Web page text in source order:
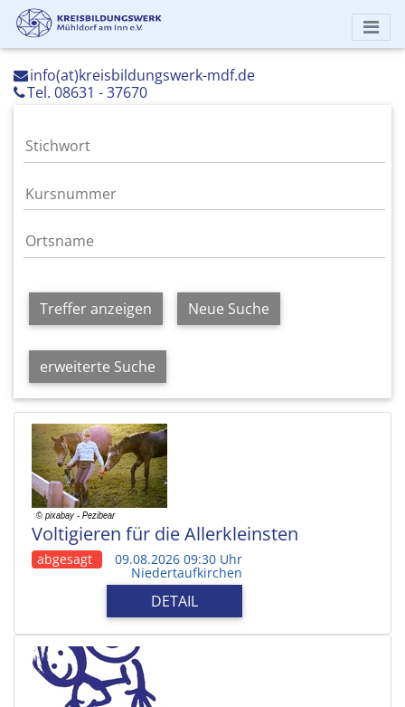
info(at)kreisbildungswerk-mdf.de
Tel. 08631 - 37670
Treffer anzeigen Neue Suche
erweiterte Suche
Voltigieren für die Allerkleinsten
abgesagt 09.08.2026 09:30 Uhr
Niedertaufkirchen
DETAIL